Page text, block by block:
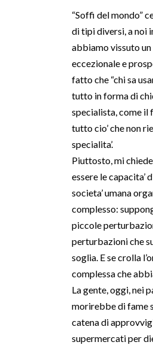
“Soffi del mondo”
di tipi diversi, a noi
abbiamo vissuto
eccezionale e
fatto che “chi sa
tutto in forma di
specialista, come il
tutto cio’ che non
specialita’.
Piuttosto, mi
essere le capacita’
societa’ umana
complesso:
piccole
perturbazioni che
soglia. E se crolla
complessa che
La gente, oggi, nei
morirebbe di fame
catena di
supermercati per